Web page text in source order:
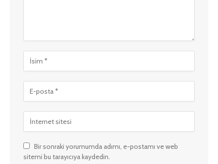
Bir sonraki yorumumda adımı, e-postamı ve web
sitemi bu tarayıcıya kaydedin.